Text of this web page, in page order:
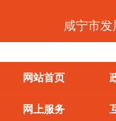
咸宁市
网站首页
网上服务